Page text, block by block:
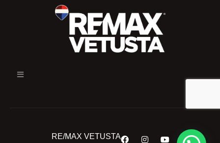
RE/MAX VETUSTA